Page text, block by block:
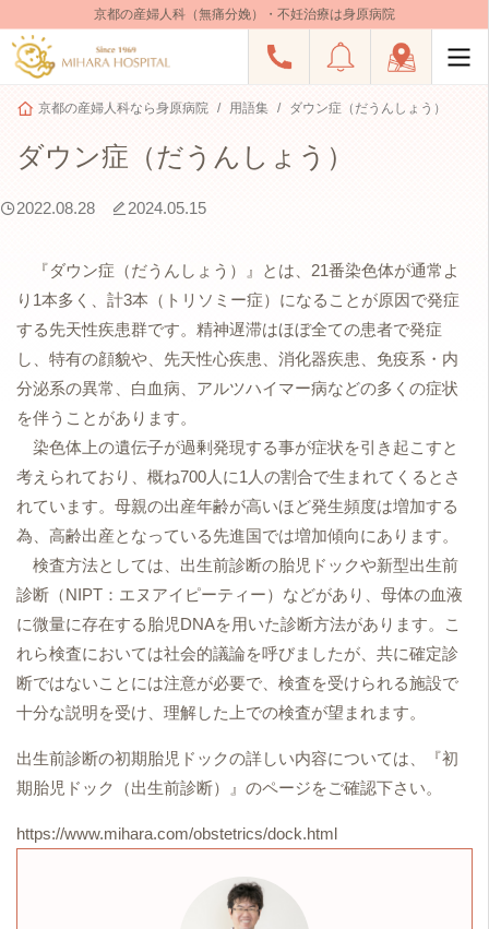
京都の産婦人科（無痛分娩）・不妊治療は身原病院
京都の産婦人科なら身原病院 用語集 ダウン症（だうんしょう）
ダウン症（だうんしょう）
2022.08.28 2024.05.15
『ダウン症（だうんしょう）』とは、21番染色体が通常よ
り1本多く、計3本（トリソミー症）になることが原因で発症
する先天性疾患群です。精神遅滞はほぼ全ての患者で発症
し、特有の顔貌や、先天性心疾患、消化器疾患、免疫系・内
分泌系の異常、白血病、アルツハイマー病などの多くの症状
を伴うことがあります。
染色体上の遺伝子が過剰発現する事が症状を引き起こすと
考えられており、概ね700人に1人の割合で生まれてくるとさ
れています。母親の出産年齢が高いほど発生頻度は増加する
為、高齢出産となっている先進国では増加傾向にあります。
検査方法としては、出生前診断の胎児ドックや新型出生前
診断（NIPT：エヌアイピーティー）などがあり、母体の血液
に微量に存在する胎児DNAを用いた診断方法があります。こ
れら検査においては社会的議論を呼びましたが、共に確定診
断ではないことには注意が必要で、検査を受けられる施設で
十分な説明を受け、理解した上での検査が望まれます。
出生前診断の初期胎児ドックの詳しい内容については、『初
期胎児ドック（出生前診断）』のページをご確認下さい。
https://www.mihara.com/obstetrics/dock.html